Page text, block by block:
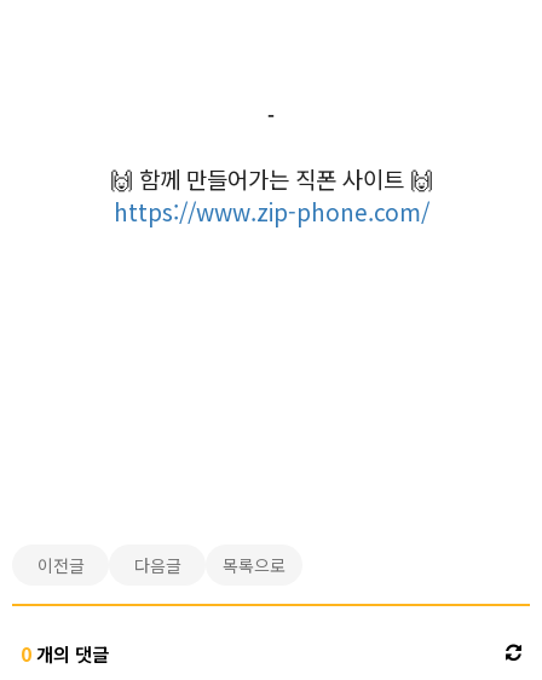
-
🙌 함께 만들어가는 직폰 사이트 🙌
https://www.zip-phone.com/
이전글 다음글 목록으로
0개의 댓글